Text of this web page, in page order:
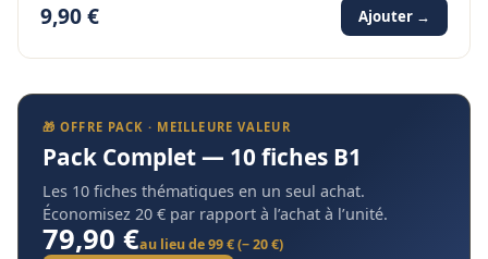
9,90 € Ajouter →
🎁 OFFRE PACK · MEILLEURE VALEUR
Pack Complet — 10 fiches B1
Les 10 fiches thématiques en un seul achat.
Économisez 20 € par rapport à l’achat à l’unité.
79,90 €au lieu de 99 € (− 20 €)